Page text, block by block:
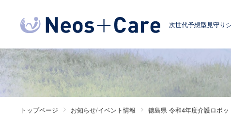
次世代予想型見守り
トップページ お知らせ/イベント情報 徳島県 令和4年度介護ロボ